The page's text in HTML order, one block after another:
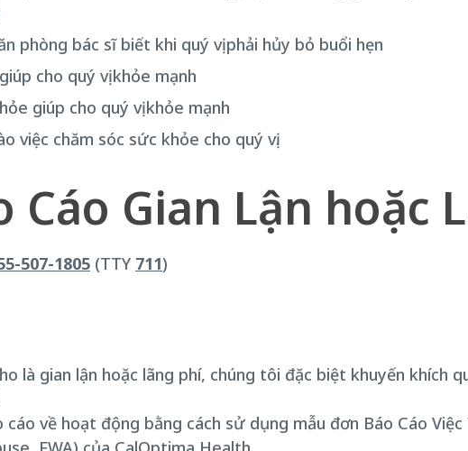
phòng bác sĩ biết khi quý vị phải hủy bỏ buổi hẹn
cho quý vị khỏe mạnh
giúp cho quý vị khỏe mạnh
việc chăm sóc sức khỏe cho quý vị.
Cáo Gian Lận hoặc
507-1805 (TTY 711)
là gian lận hoặc lãng phí, chúng tôi đặc biệt khuyến khích
cáo về hoạt động bằng cách sử dụng mẫu đơn Báo Cáo